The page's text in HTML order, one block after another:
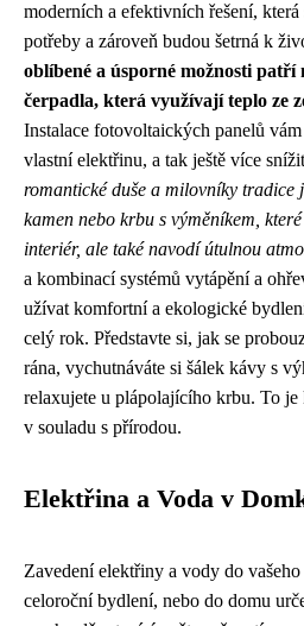
moderních a efektivních řešení,
potřeby a zároveň budou šetrná k
oblíbené a úsporné možnosti
čerpadla, která využívají teplo ze
Instalace fotovoltaických panelů
vlastní elektřinu, a tak ještě více
romantické duše a milovníky tradice
kamen nebo krbu s výměníkem,
interiér, ale také navodí útulnou
a kombinací systémů vytápění a
užívat komfortní a ekologické
celý rok. Představte si, jak se
rána, vychutnáváte si šálek kávy s
relaxujete u plápolajícího krbu. To
v souladu s přírodou.
Elektřina a Voda v
Zavedení elektřiny a vody do
celoroční bydlení, nebo do domu